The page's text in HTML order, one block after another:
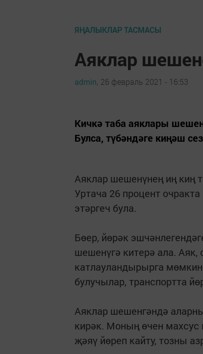
ЯҢАЛЫКЛАР ТАСМАСЫ
Аяклар
admin, 26 февраль 2021 - 16:53
Кичкә таба аяклары
Булса, түбәндәге киңәш
Аяклар шешенүнең иң киң
Уртача 26 процент
этәргеч була.
Бөер, йөрәк
шешенүгә китерә ала. Аяк,
катлауландырырга
булучылар, транспортта
Аяклар шешенгәндә
кирәк. Моның өчен
җәяү йөреп кайту, тозны